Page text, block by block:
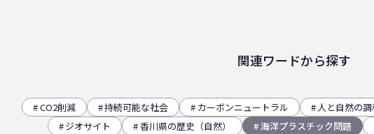
関連ワードから探す
CO2削減 持続可能な社会 カーボンニュートラル 人と自然の調
ジオサイト
香川県の歴史（自然） 海洋プラスチック問題